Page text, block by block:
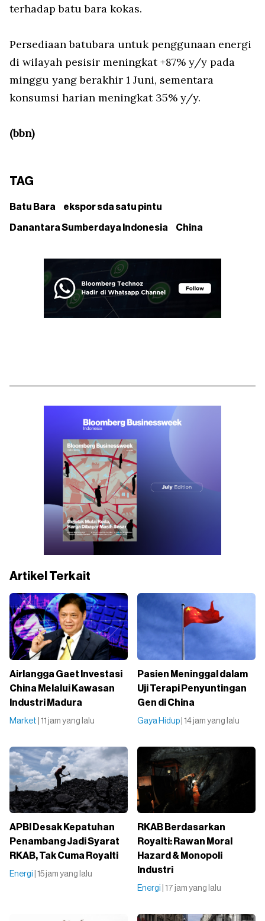
terhadap batu bara kokas.
Persediaan batubara untuk penggunaan energi
di wilayah pesisir meningkat +87% y/y pada
minggu yang berakhir 1 Juni, sementara
konsumsi harian meningkat 35% y/y.
(bbn)
TAG
Batu Bara ekspor sda satu pintu
Danantara Sumberdaya Indonesia China
Artikel Terkait
Airlangga Gaet Investasi
China Melalui Kawasan
Industri Madura
Market | 11 jam yang lalu
Pasien Meninggal dalam
Uji Terapi Penyuntingan
Gen di China
Gaya Hidup | 14 jam yang lalu
APBI Desak Kepatuhan
Penambang Jadi Syarat
RKAB, Tak Cuma Royalti
Energi | 15 jam yang lalu
RKAB Berdasarkan
Royalti: Rawan Moral
Hazard & Monopoli
Industri
Energi | 17 jam yang lalu